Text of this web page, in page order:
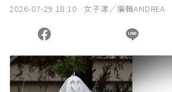
您當前剩餘 U 利點數：0點；前往
2026-07-29 18:10 女子漾／編輯ANDREA